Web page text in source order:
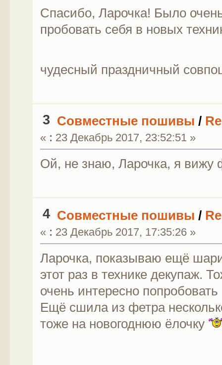
Спасибо, Ларочка! Было
пробовать себя в новых
чудесный праздничный
3 Совместные пошивы /
« : 23 Декабрь 2017, 23:52:51 »
Ой, не знаю, Ларочка, я вижу
4 Совместные пошивы /
« : 23 Декабрь 2017, 17:35:26 »
Ларочка, показываю ещё
этот раз в технике декупаж.
очень интересно попробовать
Ещё сшила из фетра
тоже на новогоднюю ёлочку